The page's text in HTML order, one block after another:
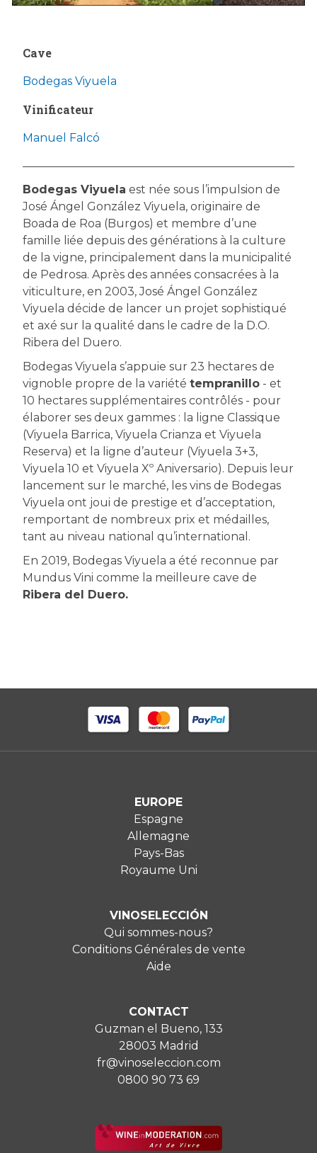
Cave
Bodegas Viyuela
Vinificateur
Manuel Falcó
Bodegas Viyuela est née sous l’impulsion de
José Ángel González Viyuela, originaire de
Boada de Roa (Burgos) et membre d’une
famille liée depuis des générations à la culture
de la vigne, principalement dans la municipalité
de Pedrosa. Après des années consacrées à la
viticulture, en 2003, José Ángel González
Viyuela décide de lancer un projet sophistiqué
et axé sur la qualité dans le cadre de la D.O.
Ribera del Duero.
Bodegas Viyuela s’appuie sur 23 hectares de
vignoble propre de la variété tempranillo - et
10 hectares supplémentaires contrôlés - pour
élaborer ses deux gammes : la ligne Classique
(Viyuela Barrica, Viyuela Crianza et Viyuela
Reserva) et la ligne d’auteur (Viyuela 3+3,
Viyuela 10 et Viyuela Xº Aniversario). Depuis leur
lancement sur le marché, les vins de Bodegas
Viyuela ont joui de prestige et d’acceptation,
remportant de nombreux prix et médailles,
tant au niveau national qu’international.
En 2019, Bodegas Viyuela a été reconnue par
Mundus Vini comme la meilleure cave de
Ribera del Duero.
EUROPE
Espagne
Allemagne
Pays-Bas
Royaume Uni
VINOSELECCIÓN
Qui sommes-nous?
Conditions Générales de vente
Aide
CONTACT
Guzman el Bueno, 133
28003 Madrid
fr@vinoseleccion.com
0800 90 73 69